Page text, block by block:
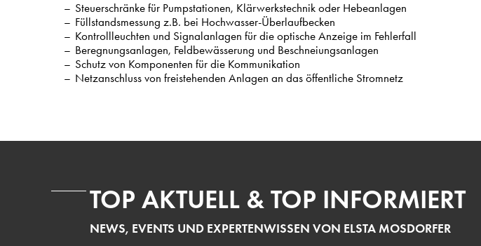
Steuerschränke für Pumpstationen, Klärwerkstechnik oder Hebeanlagen
Füllstandsmessung z.B. bei Hochwasser-Überlaufbecken
Kontrollleuchten und Signalanlagen für die optische Anzeige im Fehlerfall
Beregnungsanlagen, Feldbewässerung und Beschneiungsanlagen
Schutz von Komponenten für die Kommunikation
Netzanschluss von freistehenden Anlagen an das öffentliche Stromnetz
TOP AKTUELL & TOP INFORMIERT
NEWS, EVENTS UND EXPERTENWISSEN VON ELSTA MOSDORFER